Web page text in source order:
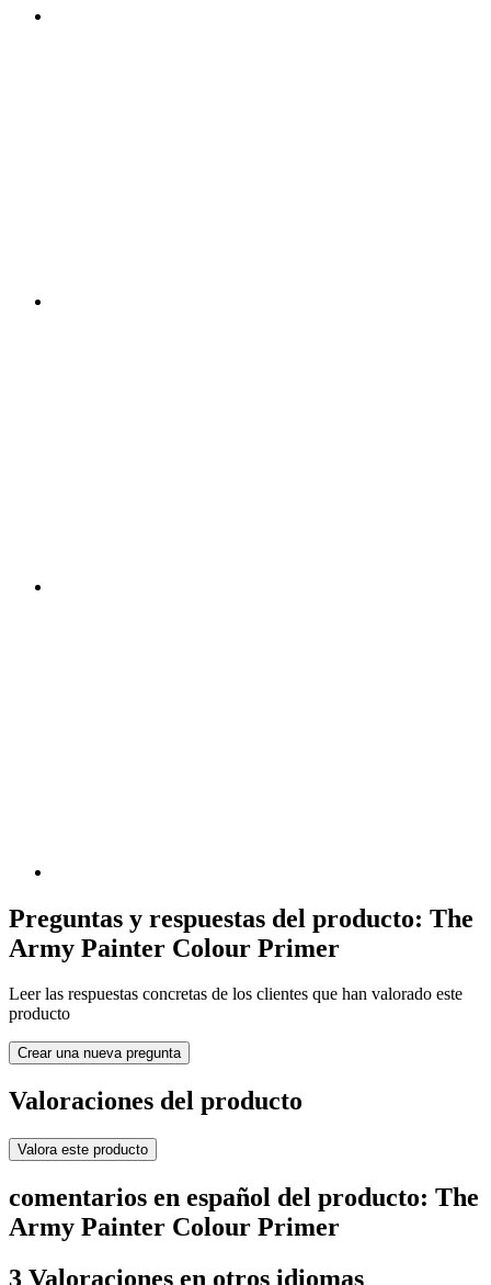
Preguntas y respuestas del producto: The
Army Painter Colour Primer
Leer las respuestas concretas de los clientes que han valorado este
producto
Crear una nueva pregunta
Valoraciones del producto
Valora este producto
comentarios en español del producto: The
Army Painter Colour Primer
3 Valoraciones en otros idiomas